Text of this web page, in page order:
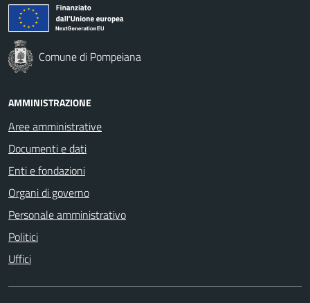
Comune di Pompeiana
AMMINISTRAZIONE
Aree amministrative
Documenti e dati
Enti e fondazioni
Organi di governo
Personale amministrativo
Politici
Uffici